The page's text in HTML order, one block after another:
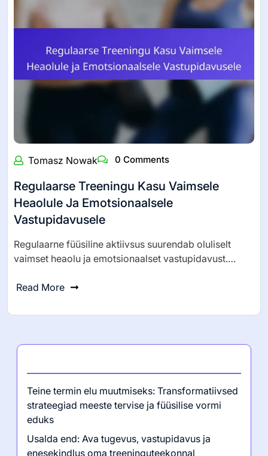
Tomasz Nowak 0 Comments
Regulaarse Treeningu Kasu Vaimsele
Heaolule Ja Emotsionaalsele
Vastupidavusele
Regulaarne füüsiline aktiivsus suurendab oluliselt
vaimset heaolu ja emotsionaalset vastupidavust.…
Read More
Teine termin elu muutmiseks: Transformatiivsed
strateegiad meeste tervise ja füüsilise vormi
eduks
Usalda end: Ava tugevus, vastupidavus ja
enesekindlus oma treeninguteekonnal